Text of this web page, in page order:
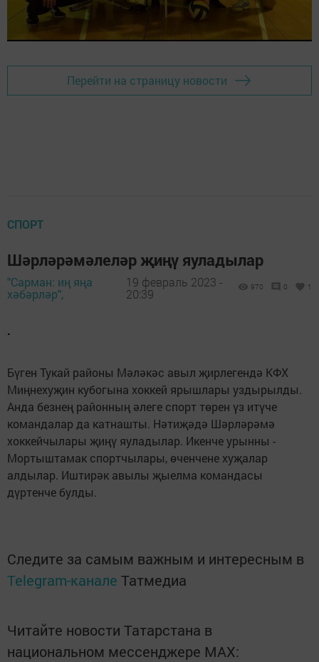
Перейти на страницу новости
СПОРТ
Шәрләрәмәлеләр җиңү яуладылар
"Сарман: иң яңа
хәбәрләр",
19 февраль 2023 -
20:39
970 0 1
.
Бүген Тукай районы Мәләкәс авыл җирлегендә КФХ
Миңнехуҗин кубогына хоккей ярышлары уздырылды.
Анда безнең районның әлеге спорт төрен үз итүче
командалар да катнашты. Нәтиҗәдә Шәрләрәмә
хоккейчылары җиңү яуладылар. Икенче урынны -
Мортыштамак спортчылары, өченчене хуҗалар
алдылар. Иштирәк авылы җыелма командасы
дүртенче булды.
Следите за самым важным и интересным в
Telegram-канале Татмедиа
Читайте новости Татарстана в
национальном мессенджере MАХ: